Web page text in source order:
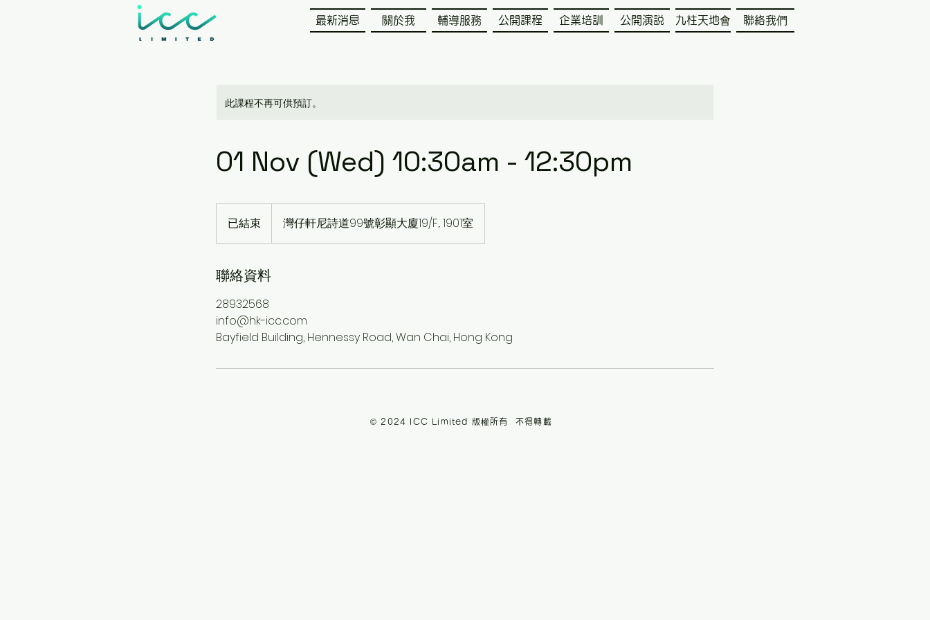
最新消息 關於我 輔導服務 公開課程 企業培訓 公開演説 九柱天地會 聯絡我們
此課程不再可供預訂。
01 Nov (Wed) 10:30am - 12:30pm
已結束
結
灣仔軒尼詩道99號彰顯大廈19/F,. 1901室
聯絡資料
28932568
info@hk-icc.com
Bayfield Building, Hennessy Road, Wan Chai, Hong Kong
© 2024 ICC Limited 版權所有 不得轉載